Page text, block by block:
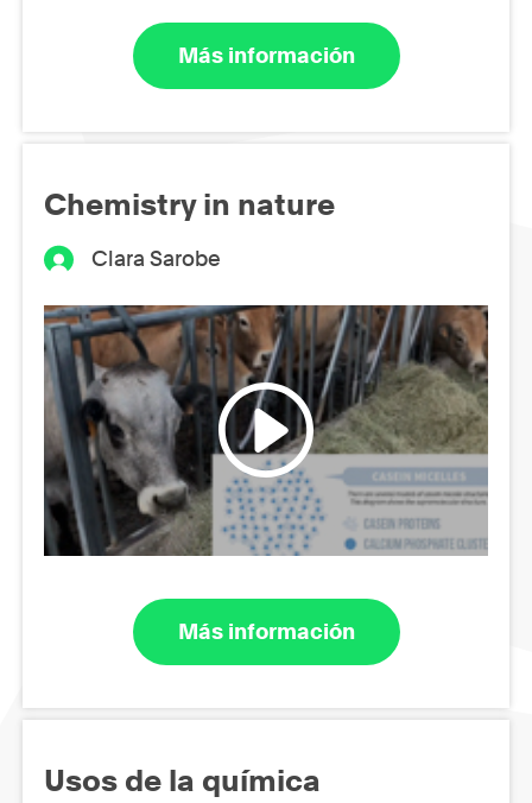
Más información
Chemistry in nature
Clara Sarobe
Más información
Usos de la química